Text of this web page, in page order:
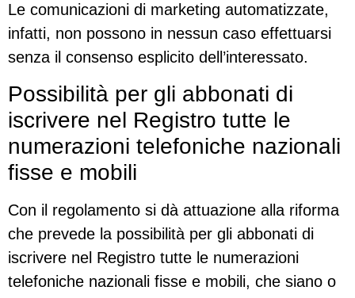
Le comunicazioni di marketing automatizzate,
infatti, non possono in nessun caso effettuarsi
senza il consenso esplicito dell’interessato.
Possibilità per gli abbonati di
iscrivere nel Registro tutte le
numerazioni telefoniche nazionali
fisse e mobili
Con il regolamento si dà attuazione alla riforma
che prevede la possibilità per gli abbonati di
iscrivere nel Registro tutte le numerazioni
telefoniche nazionali fisse e mobili, che siano o